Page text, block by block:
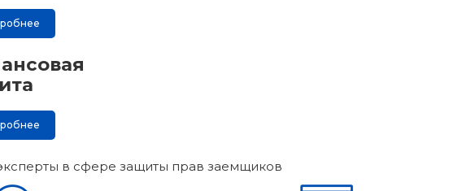
в сфере защиты прав заемщиков